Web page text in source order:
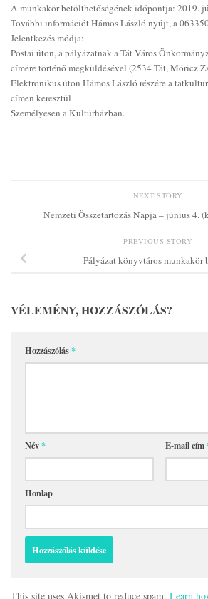
A munkakör betölthetőségének időpontja: 2019.
További információt Hámos László nyújt, a
Jelentkezés módja:
Postai úton, a pályázatnak a Tát Város
címére történő megküldésével (2534 Tát, Móricz
Elektronikus úton Hámos László részére a
címen keresztül
Személyesen a Kultúrházban.
NEXT STORY
Nemzeti Összetartozás Napja – június 4.
PREVIOUS STORY
Pályázat könyvtáros munkakör
VÉLEMÉNY, HOZZÁSZÓLÁS?
Hozzászólás*
Név* E-mail cím
Honlap
This site uses Akismet to reduce spam. Learn